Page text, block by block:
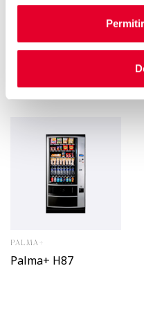
Autres
gamme
PALMA+
Palma+ H87